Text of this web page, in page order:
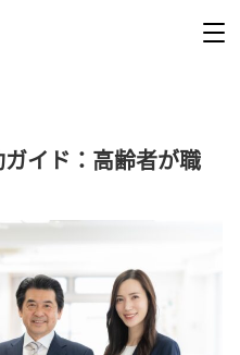
イド：高齢者が職